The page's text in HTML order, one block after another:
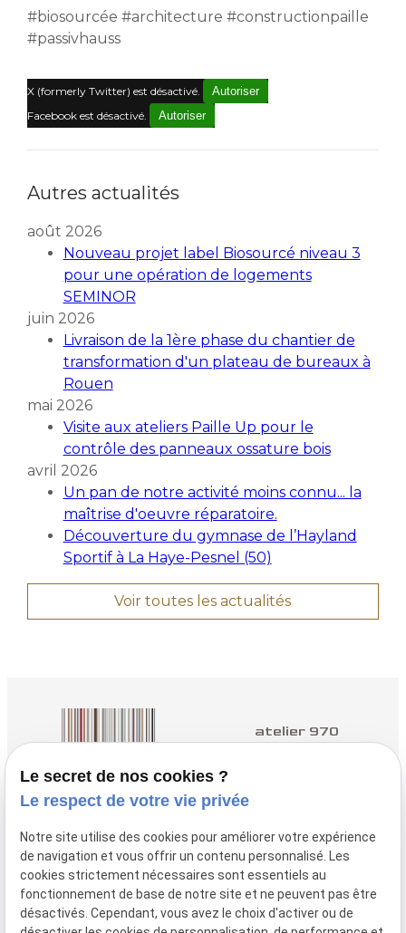
#biosourcée #architecture #constructionpaille
#passivhauss
X (formerly Twitter) est désactivé.
Autoriser
Facebook est désactivé.
Autoriser
Autres actualités
août 2026
Nouveau projet label Biosourcé niveau 3
pour une opération de logements
SEMINOR
juin 2026
Livraison de la 1ère phase du chantier de
transformation d'un plateau de bureaux à
Rouen
mai 2026
Visite aux ateliers Paille Up pour le
contrôle des panneaux ossature bois
avril 2026
Un pan de notre activité moins connu... la
maîtrise d'oeuvre réparatoire.
Découverture du gymnase de l’Hayland
Sportif à La Haye-Pesnel (50)
Voir toutes les actualités
atelier 970
nous contacter :
02.35.96.98.50
nous trouver :
3 Q Rue des
Près, 76190 YVETOT
Le secret de nos cookies ?
Le respect de votre vie privée
Notre site utilise des cookies pour améliorer votre expérience
de navigation et vous offrir un contenu personnalisé. Les
cookies strictement nécessaires sont essentiels au
fonctionnement de base de notre site et ne peuvent pas être
désactivés. Cependant, vous avez le choix d'activer ou de